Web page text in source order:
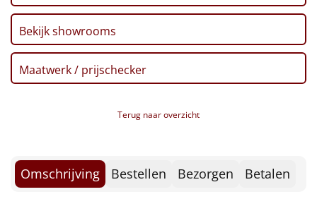
Wake up light
Borrelplank
Noodradio NIEUW
Deken (fleece plaid)
Fussili, 500 gr
Pastasaus, 500 gr
Verpakt in een feestelijke kerstdoos, 49 x 39 x 15 cm
Bekijk showrooms
Maatwerk / prijschecker
Terug naar overzicht
Omschrijving Bestellen Bezorgen Betalen